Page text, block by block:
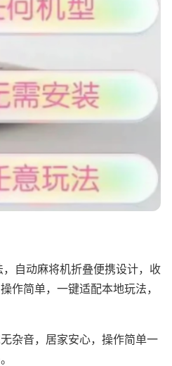
，自动麻将机折叠便携设计，收
作简单，一键适配本地玩法，
杂音，居家安心，操作简单一